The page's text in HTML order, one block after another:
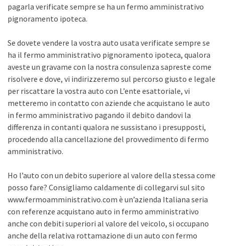
pagarla verificate sempre se ha un fermo amministrativo
pignoramento ipoteca.
Se dovete vendere la vostra auto usata verificate sempre se
ha il fermo amministrativo pignoramento ipoteca, qualora
aveste un gravame con la nostra consulenza sapreste come
risolvere e dove, vi indirizzeremo sul percorso giusto e legale
per riscattare la vostra auto con L’ente esattoriale, vi
metteremo in contatto con aziende che acquistano le auto
in fermo amministrativo pagando il debito dandovi la
differenza in contanti qualora ne sussistano i presupposti,
procedendo alla cancellazione del provvedimento di fermo
amministrativo.
Ho l’auto con un debito superiore al valore della stessa come
posso fare? Consigliamo caldamente di collegarvi sul sito
www.fermoamministrativo.com è un’azienda Italiana seria
con referenze acquistano auto in fermo amministrativo
anche con debiti superiori al valore del veicolo, si occupano
anche della relativa rottamazione di un auto con fermo